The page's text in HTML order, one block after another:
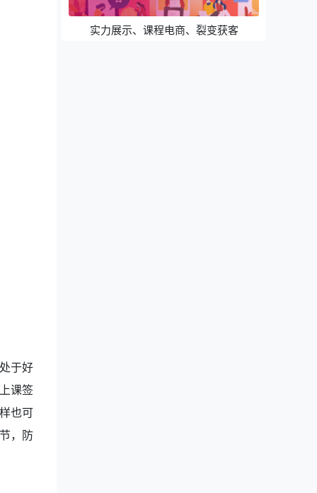
于好
课签
也可
，防
实力展示、课程电商、裂变获客